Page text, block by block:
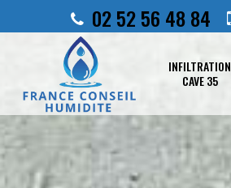
02 52 56 48 84
INFILTRATION
CAVE 35